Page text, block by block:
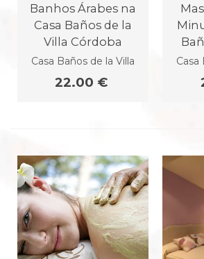
Banhos Árabes na
Casa Baños de la
Villa Córdoba
Casa Baños de la Villa
22.00 €
Casa